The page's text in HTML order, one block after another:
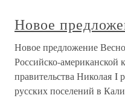
Новое
Новое предложение
Российско-американской
правительства Николая I
русских поселений в